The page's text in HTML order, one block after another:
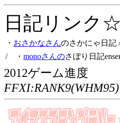
日記リンク
・ おさかなさんのさかにゃ日記
/ ・ monoさんのさぼり日記
2012ゲーム進度
FFXI:RANK9(WHM95)